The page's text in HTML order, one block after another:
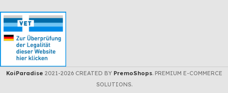
KoiParadise 2021-2026 CREATED BY PremoShops. PREMIUM E-COMMERCE
SOLUTIONS.
KOI